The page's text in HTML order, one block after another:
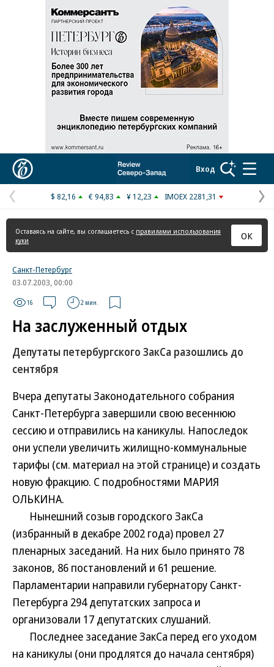
Вход
Предыдущая
страница
$ 82,16 € 94,83 ¥ 12,23 IMOEX 2281,31
Оставаясь на сайте, вы соглашаетесь с правилами использования
куки
ОК
Санкт-Петербург
03.07.2003, 00:00
16 2 мин.
На заслуженный отдых
Депутаты петербургского ЗакСа разошлись до
сентября
Вчера депутаты Законодательного собрания
Санкт-Петербурга завершили свою весеннюю
сессию и отправились на каникулы. Напоследок
они успели увеличить жилищно-коммунальные
тарифы (см. материал на этой странице) и создать
новую фракцию. С подробностями МАРИЯ
ОЛЬКИНА.
Нынешний созыв городского ЗакСа
(избранный в декабре 2002 года) провел 27
пленарных заседаний. На них было принято 78
законов, 86 постановлений и 61 решение.
Парламентарии направили губернатору Санкт-
Петербурга 294 депутатских запроса и
организовали 17 депутатских слушаний.
Последнее заседание ЗакСа перед его уходом
на каникулы (они продлятся до начала сентября)